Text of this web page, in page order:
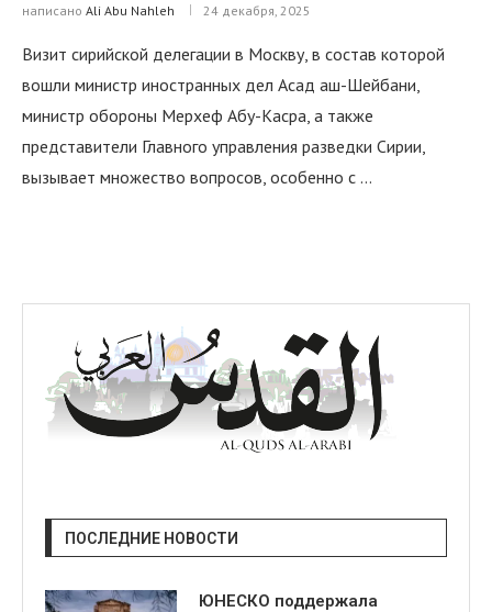
написано Ali Abu Nahleh 24 декабря, 2025
Визит сирийской делегации в Москву, в состав которой
вошли министр иностранных дел Асад аш-Шейбани,
министр обороны Мерхеф Абу-Касра, а также
представители Главного управления разведки Сирии,
вызывает множество вопросов, особенно с …
ПОСЛЕДНИЕ НОВОСТИ
ЮНЕСКО поддержала